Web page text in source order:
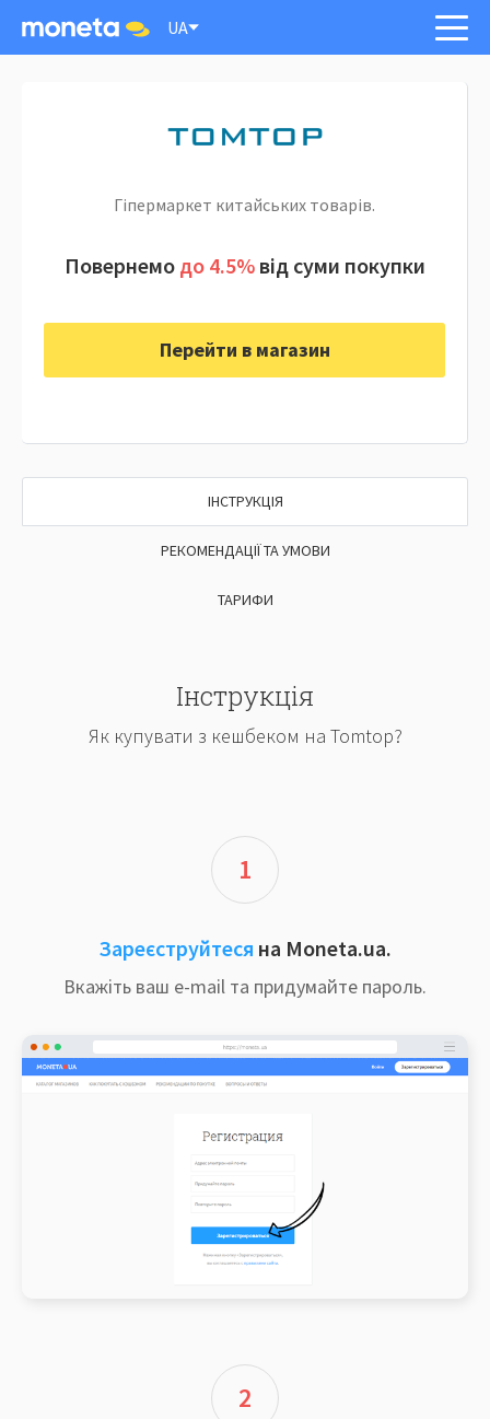
UA
Гіпермаркет китайських товарів.
Повернемо до 4.5%від суми покупки
ІНСТРУКЦІЯ
РЕКОМЕНДАЦІЇ ТА УМОВИ
ТАРИФИ
Інструкція
Як купувати з кешбеком на Tomtop?
1
Зареєструйтеся на Moneta.ua.
Вкажіть ваш e-mail та придумайте пароль.
2